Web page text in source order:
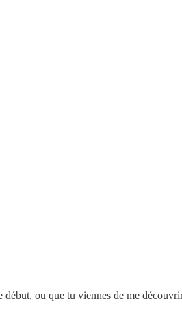
début, ou que tu viennes de me